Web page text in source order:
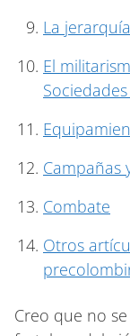
La
El
Campañas
Combate
Otros
Creo que no